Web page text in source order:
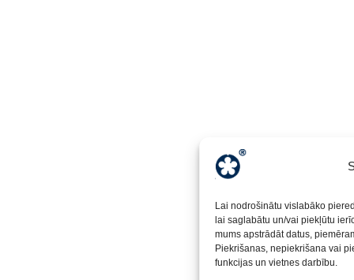
Lai nodrošinātu vislabāko
lai saglabātu un/vai piekļūtu
mums apstrādāt datus,
Piekrišanas, nepiekrišana vai
funkcijas un vietnes darbību.